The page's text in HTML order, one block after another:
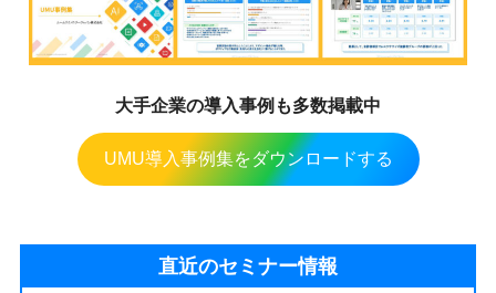
大手企業の導入事例も多数掲載中
UMU導入事例集をダウンロードする
直近のセミナー情報